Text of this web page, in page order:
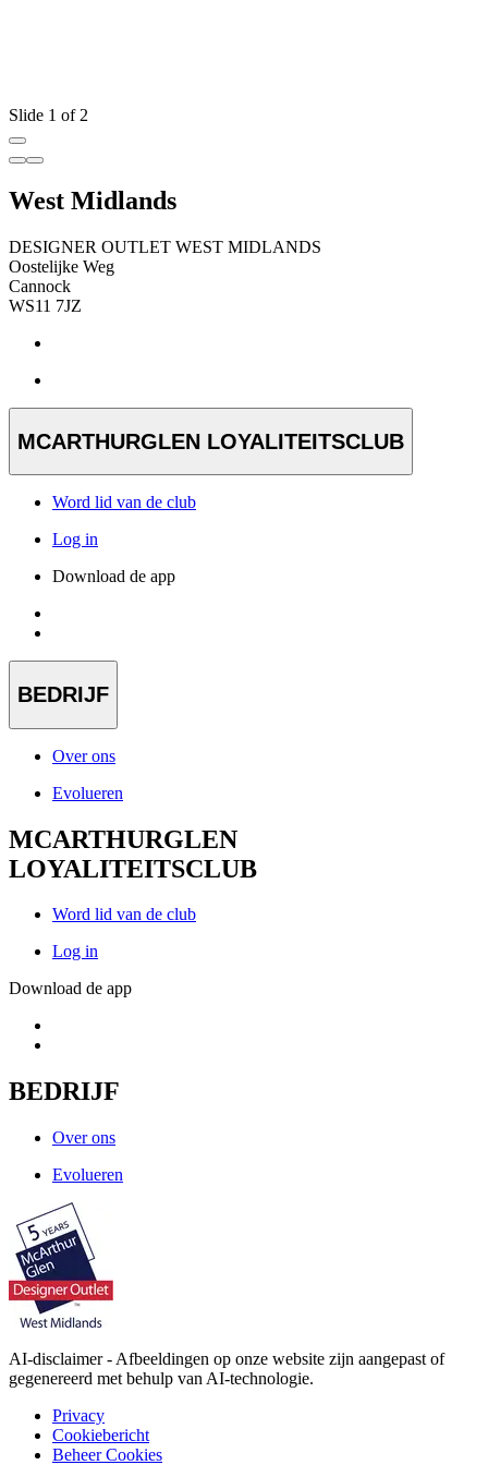
Slide 1 of 2
West Midlands
DESIGNER OUTLET WEST MIDLANDS
Oostelijke Weg
Cannock
WS11 7JZ
MCARTHURGLEN LOYALITEITSCLUB
Word lid van de club
Log in
Download de app
BEDRIJF
Over ons
Evolueren
MCARTHURGLEN
LOYALITEITSCLUB
Word lid van de club
Log in
Download de app
BEDRIJF
Over ons
Evolueren
AI-disclaimer - Afbeeldingen op onze website zijn aangepast of
gegenereerd met behulp van AI-technologie.
Privacy
Cookiebericht
Beheer Cookies